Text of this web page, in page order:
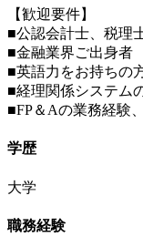
【歓迎要件】
■公認会計士、税理
■金融業界ご出身者
■英語力をお持ちの
■経理関係システム
■FP＆Aの業務経験
学歴
大学
職務経験